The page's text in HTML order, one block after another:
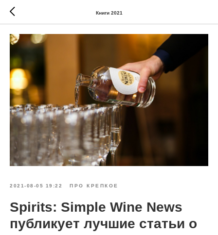
Книги 2021
2021-08-05 19:22 ПРО КРЕПКОЕ
Spirits: Simple Wine News
публикует лучшие статьи о